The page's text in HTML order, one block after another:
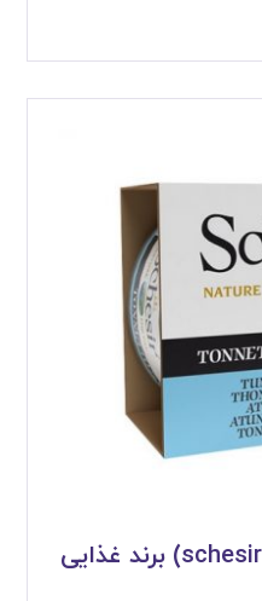
قیمت کنسرو شسیر (schesir) برند غذایی